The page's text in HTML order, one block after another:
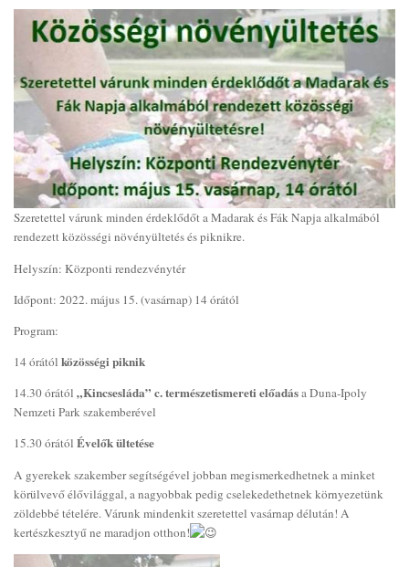
Szeretettel várunk minden érdeklődőt a Madarak és Fák Napja alkalmából
rendezett közösségi növényültetés és piknikre.
Helyszín: Központi rendezvénytér
Időpont: 2022. május 15. (vasárnap) 14 órától
Program:
14 órától közösségi piknik
14.30 órától „Kincsesláda” c. természetismereti előadása Duna-Ipoly
Nemzeti Park szakemberével
15.30 órától Évelők ültetése
A gyerekek szakember segítségével jobban megismerkedhetnek a minket
körülvevő élővilággal, a nagyobbak pedig cselekedethetnek környezetünk
zöldebbé tételére. Várunk mindenkit szeretettel vasárnap délután! A
kertészkesztyű ne maradjon otthon!